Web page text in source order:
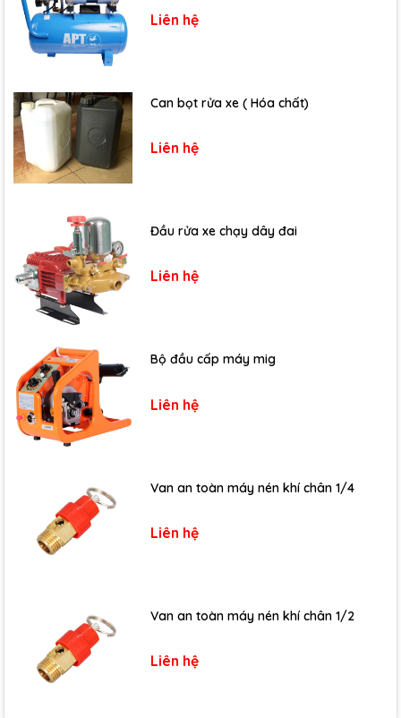
Liên hệ
Can bọt rửa xe ( Hóa chất)
Liên hệ
Đầu rửa xe chạy dây đai
Liên hệ
Bộ đầu cấp máy mig
Liên hệ
Van an toàn máy nén khí chân 1/4
Liên hệ
Van an toàn máy nén khí chân 1/2
Liên hệ